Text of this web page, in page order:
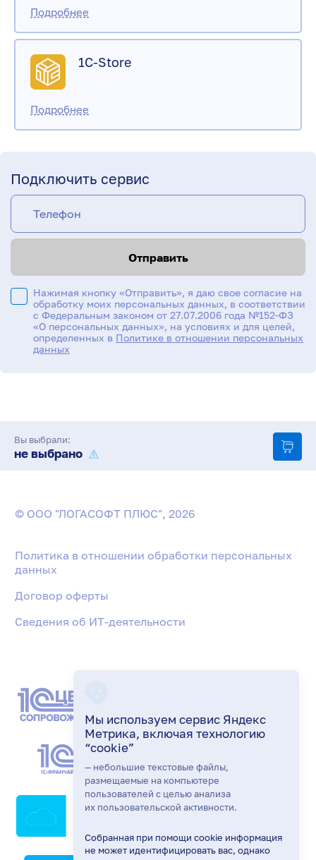
1C-Store
Подключить сервис
Отправить
Нажимая кнопку «Отправить», я даю свое согласие на
обработку моих персональных данных, в соответствии
с Федеральным законом от 27.07.2006 года №152-ФЗ
«О персональных данных», на условиях и для целей,
определенных в Политике в отношении персональных
данных
Вы выбрали:
не выбрано
Мы используем сервис Яндекс
Метрика, включая технологию
“cookie”
— небольшие текстовые файлы,
размещаемые на компьютере
пользователей с целью анализа
их пользовательской активности.
Собранная при помощи cookie информация
не может идентифицировать вас, однако
© ООО "ЛОГАСОФТ ПЛЮС", 2026
Политика в отношении обработки персональных
данных
Договор оферты
Сведения об ИТ-деятельности